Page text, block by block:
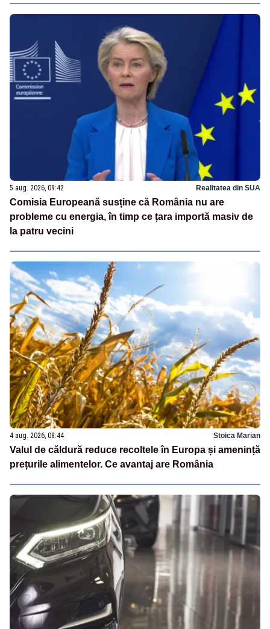
5 aug. 2026, 09:42 Realitatea din SUA
Comisia Europeană susține că România nu are
probleme cu energia, în timp ce țara importă masiv de
la patru vecini
4 aug. 2026, 08:44 Stoica Marian
Valul de căldură reduce recoltele în Europa și amenință
prețurile alimentelor. Ce avantaj are România